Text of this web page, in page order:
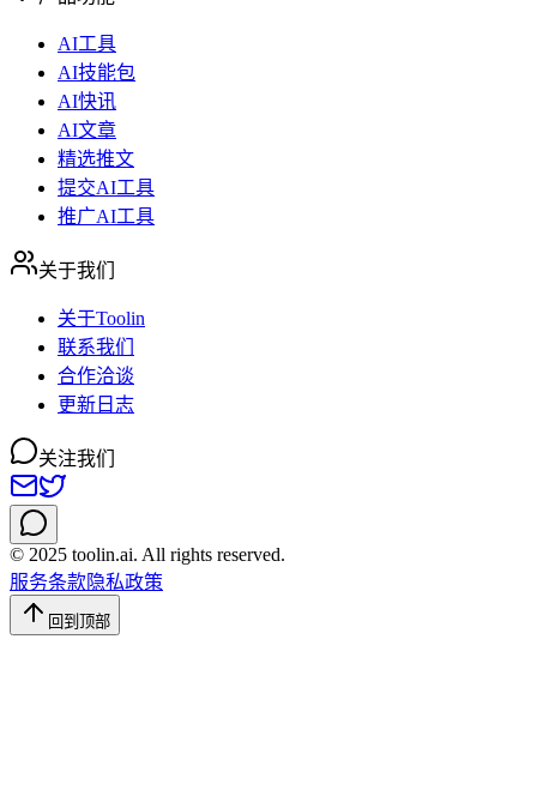
AI工具
AI技能包
AI快讯
AI文章
精选推文
提交AI工具
推广AI工具
关于我们
关于Toolin
联系我们
合作洽谈
更新日志
关注我们
© 2025 toolin.ai. All rights reserved.
服务条款隐私政策
回到顶部